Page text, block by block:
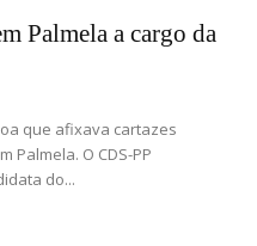
Palmela a cargo da
que afixava cartazes
Palmela. O CDS-PP
do...